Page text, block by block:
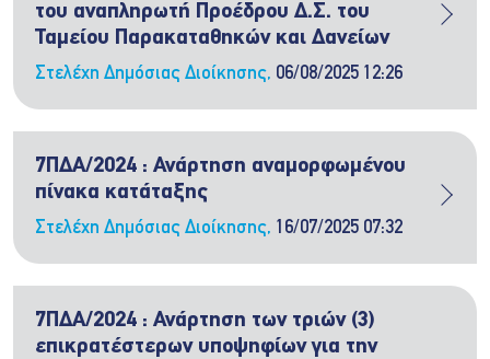
ΠΛΗΘΟΣ ΑΙΤΗΣΕΩΝ:
23
του αναπληρωτή Προέδρου Δ.Σ. του
Ταμείου Παρακαταθηκών και Δανείων
Στελέχη Δημόσιας Διοίκησης, 06/08/2025 12:26
7ΠΔΑ/2024 : Ανάρτηση αναμορφωμένου
πίνακα κατάταξης
Στελέχη Δημόσιας Διοίκησης, 16/07/2025 07:32
7ΠΔΑ/2024 : Ανάρτηση των τριών (3)
επικρατέστερων υποψηφίων για την